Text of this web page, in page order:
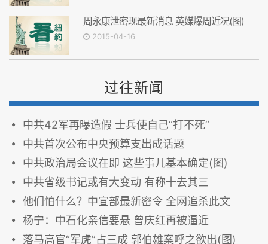
周永康泄密现最新消息 英媒爆周近况(图)
2015-04-16
过往新闻
中共42军再曝造假 士兵使自己“打不死”
中共首次公布中央预算支出成话题
中共政治局会议在即 这些事儿基本确定(图)
中共省级书记或有大变动 有称十去其三
他们怕什么？中宣部最新密令 全网追杀此文
杨宁：中石化亲信要悬 曾庆红再被逼近
落马高官“军虎”占三成 郭伯雄案呼之欲出(图)